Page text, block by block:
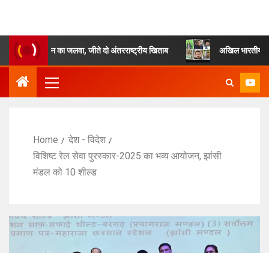
चौहान का जलवा, जीते दो अंतरराष्ट्रीय खिताब अखिल भारतीय स्वर्णकार
Home
देश - विदेश
विशिष्ट रेल सेवा पुरस्कार-2025 का भव्य आयोजन, झांसी
मंडल को 10 शील्ड